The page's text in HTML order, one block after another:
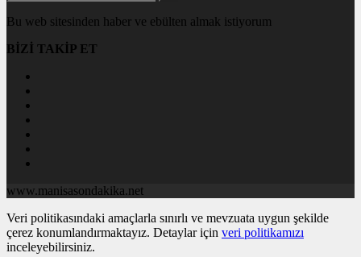
Bu web sitesinden haber ve ebülten almak istiyorum
BİZİ TAKİP ET
www.manisasondakika.net
Veri politikasındaki amaçlarla sınırlı ve mevzuata uygun şekilde
çerez konumlandırmaktayız. Detaylar için veri politikamızı
inceleyebilirsiniz.